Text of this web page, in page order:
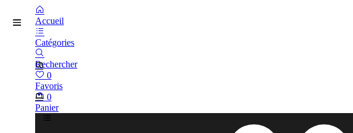
Accueil
Catégories
Rechercher
0
Favoris
0
Panier